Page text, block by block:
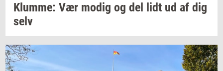
Klum­me: Vær modig og del lidt ud af dig
selv